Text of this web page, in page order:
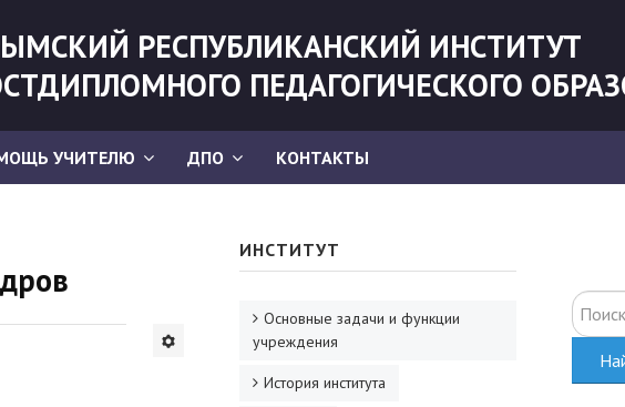
РЕСПУБЛИКАНСКИЙ ИНСТИТУТ
ПЕДАГОГИЧЕСКОГО
УЧИТЕЛЮ ДПО КОНТАКТЫ
ИНСТИТУТ
Основные задачи и функции
учреждения
История института
Искать...